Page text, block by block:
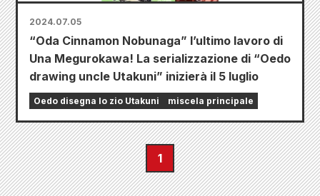
2024.07.05
“Oda Cinnamon Nobunaga” l’ultimo lavoro di
Una Megurokawa! La serializzazione di “Oedo
drawing uncle Utakuni” inizierà il 5 luglio
Oedo disegna lo zio Utakuni miscela principale
1